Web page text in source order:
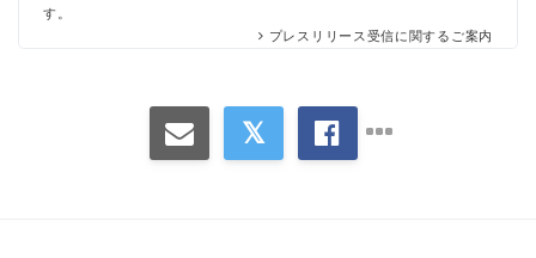
す。
プレスリリース受信に関するご案内